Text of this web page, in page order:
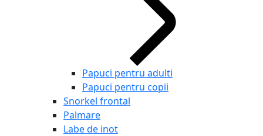
Papuci pentru adulti
Papuci pentru copii
Snorkel frontal
Palmare
Labe de inot